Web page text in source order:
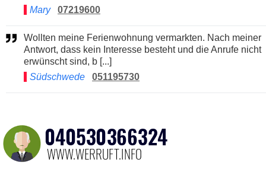
Mary
07219600
Wollten meine Ferienwohnung vermarkten. Nach meiner
Antwort, dass kein Interesse besteht und die Anrufe nicht
erwünscht sind, b [...]
Südschwede
051195730